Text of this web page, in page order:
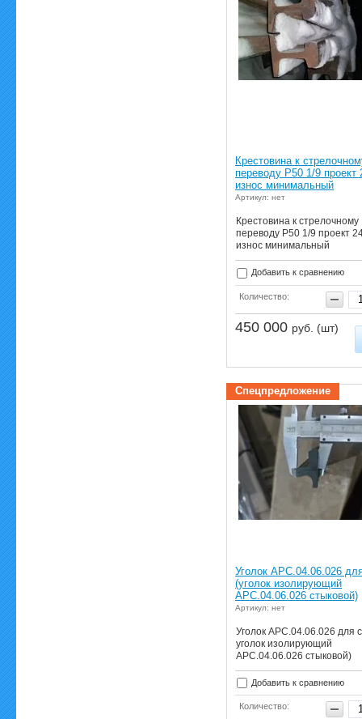
Крестовина к
переводу Р50 1/9 проект
износ минимальный
Артикул: нет
Крестовина к стрелочному
переводу Р50 1/9 проект
износ минимальный
Добавить к сравнению
Количество:
450 000 руб. (шт)
Спецпредложение
Уголок АРС.04.06.026
(уголок изолирующий
АРС.04.06.026 стыковой)
Артикул: нет
Уголок АРС.04.06.026 для
уголок изолирующий
АРС.04.06.026 стыковой)
Добавить к сравнению
Количество: